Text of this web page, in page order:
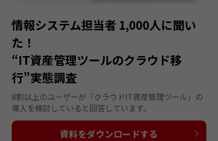
情報システム担当者 1,000人に聞い
た！
“IT資産管理ツールのクラウド移
行”実態調査
8割以上のユーザーが「クラウドIT資産管理ツール」の
導入を検討していると回答しています。
資料をダウンロードする